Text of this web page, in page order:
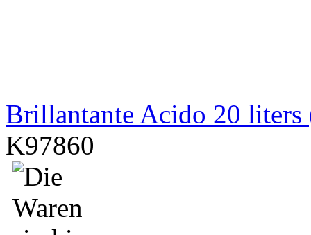
Brillantante Acido 20 liters
K97860